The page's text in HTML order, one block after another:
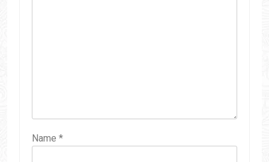
Name *